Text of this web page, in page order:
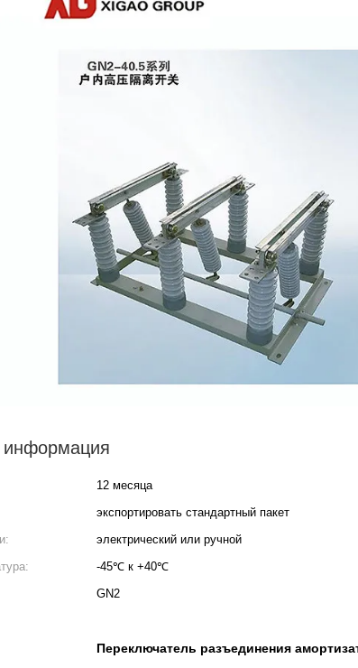
12 месяца
экспортировать стандартный пакет
электрический или ручной
-45℃ к +40℃
GN2
Переключатель разъединения